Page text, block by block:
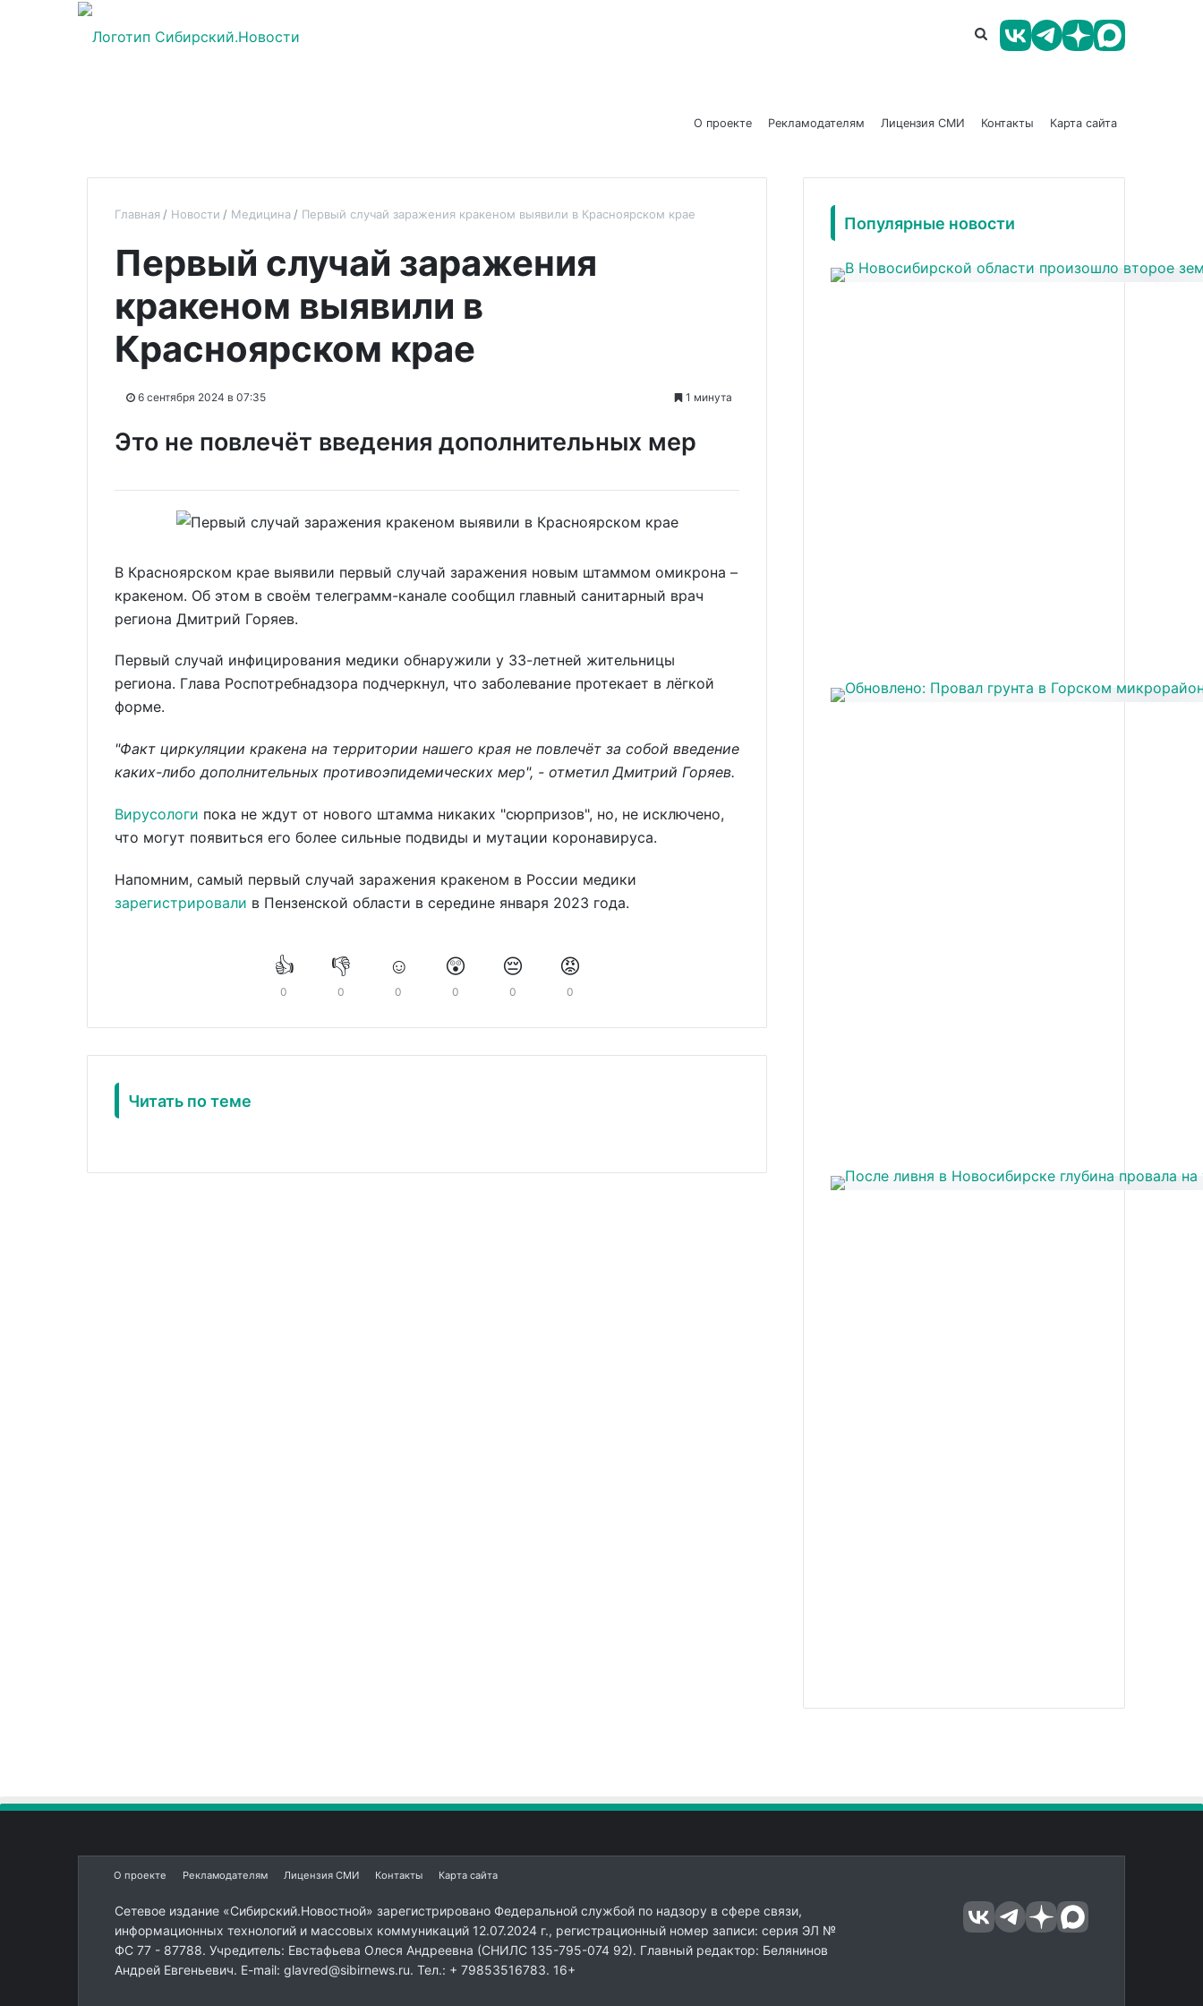
О проекте Рекламодателям Лицензия СМИ Контакты Карта сайта
Главная Новости Медицина Первый случай заражения кракеном выявили в Красноярском крае
Первый случай заражения
кракеном выявили в
Красноярском крае
6 сентября 2024 в 07:35 1 минута
Это не повлечёт введения дополнительных мер
В Красноярском крае выявили первый случай заражения новым штаммом омикрона –
кракеном. Об этом в своём телеграмм-канале сообщил главный санитарный врач
региона Дмитрий Горяев.
Первый случай инфицирования медики обнаружили у 33-летней жительницы
региона. Глава Роспотребнадзора подчеркнул, что заболевание протекает в лёгкой
форме.
"Факт циркуляции кракена на территории нашего края не повлечёт за собой введение
каких-либо дополнительных противоэпидемических мер", - отметил Дмитрий Горяев.
Вирусологи пока не ждут от нового штамма никаких "сюрпризов", но, не исключено,
что могут появиться его более сильные подвиды и мутации коронавируса.
Напомним, самый первый случай заражения кракеном в России медики
зарегистрировали в Пензенской области в середине января 2023 года.
👍
0
👎
0
☺️
0
😲
0
😔
0
😡
0
Читать по теме
Популярные новости
О проекте Рекламодателям Лицензия СМИ Контакты Карта сайта
Сетевое издание «Сибирский.Новостной» зарегистрировано Федеральной службой по надзору в сфере связи,
информационных технологий и массовых коммуникаций 12.07.2024 г., регистрационный номер записи: серия ЭЛ №
ФС 77 - 87788. Учредитель: Евстафьева Олеся Андреевна (СНИЛС 135-795-074 92). Главный редактор: Белянинов
Андрей Евгеньевич. E-mail: glavred@sibirnews.ru. Тел.: + 79853516783. 16+